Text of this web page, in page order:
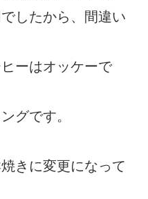
したから、間違い
ーはオッケーで
グです。
きに変更になって